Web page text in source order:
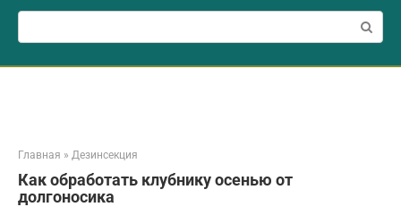
Поиск:
Главная » Дезинсекция
Как обработать клубнику осенью от
долгоносика